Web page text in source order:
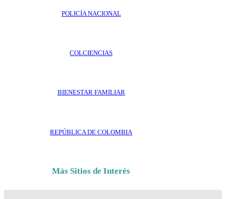
POLICÍA NACIONAL
COLCIENCIAS
BIENESTAR FAMILIAR
REPÚBLICA DE COLOMBIA
Más Sitios de Interés